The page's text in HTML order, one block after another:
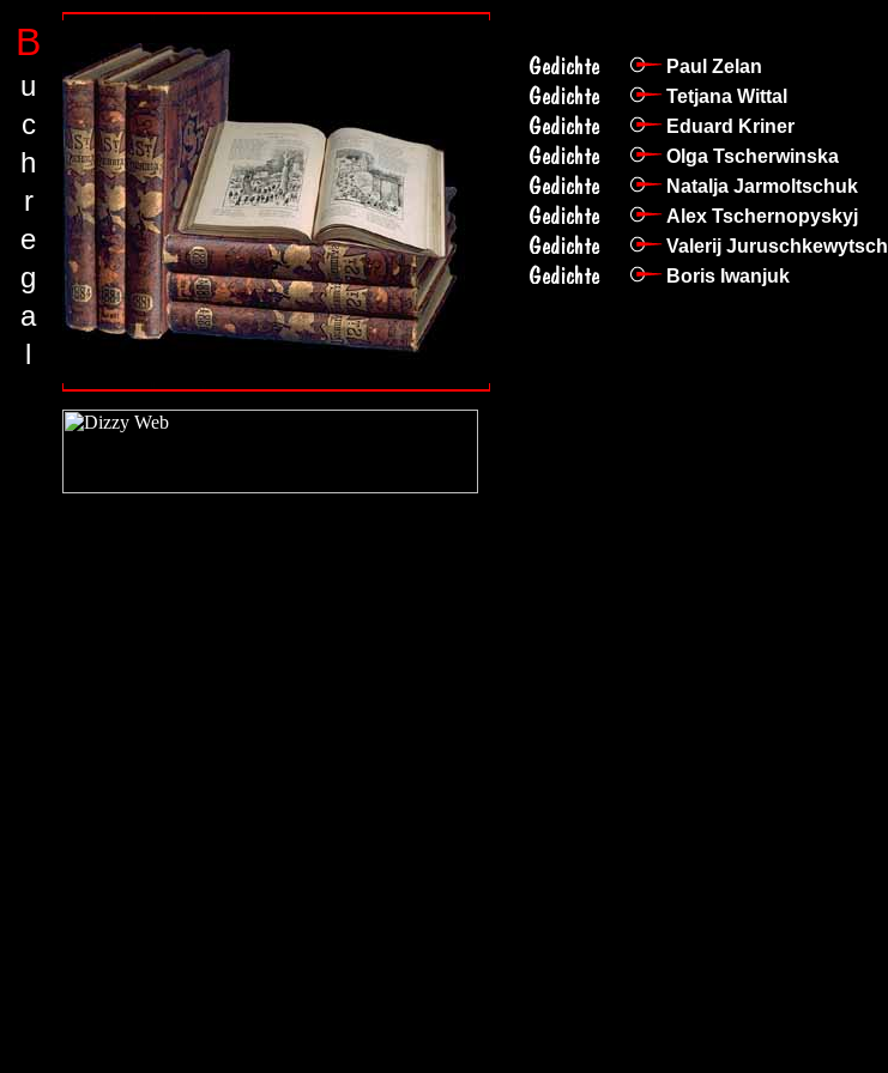
B
u
c
h
r
e
g
a
l
Paul Zelan
Tetjana Wittal
Eduard Kriner
Olga Tscherwinska
Natalja Jarmoltschuk
Alex Tschernopyskyj
Valerij Juruschkewytsch
Boris Iwanjuk